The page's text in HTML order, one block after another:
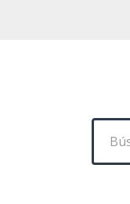
Buscar: